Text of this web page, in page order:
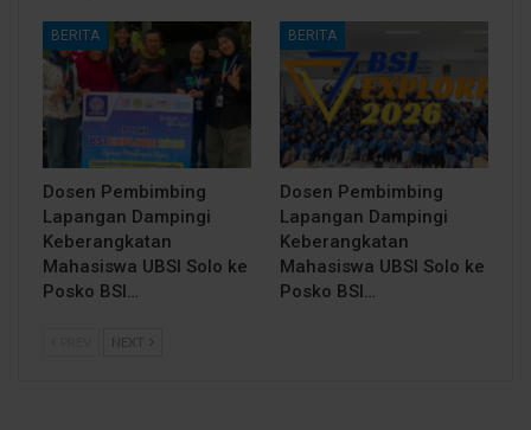
BERITA
Dosen Pembimbing
Lapangan Dampingi
Keberangkatan
Mahasiswa UBSI Solo ke
Posko BSI…
BERITA
Dosen Pembimbing
Lapangan Dampingi
Keberangkatan
Mahasiswa UBSI Solo ke
Posko BSI…
NEXT